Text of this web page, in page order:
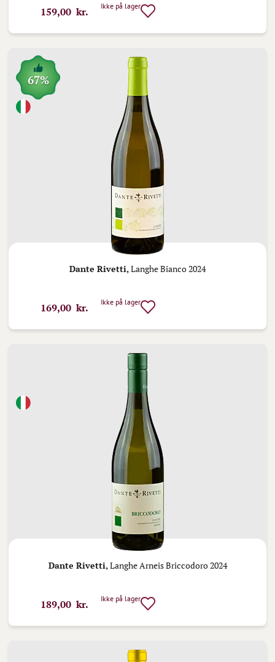
159,00 kr. Ikke på lager
67%
Dante Rivetti,Langhe Bianco 2024
169,00 kr. Ikke på lager
Dante Rivetti, Langhe Arneis Briccodoro 2024
189,00 kr. Ikke på lager